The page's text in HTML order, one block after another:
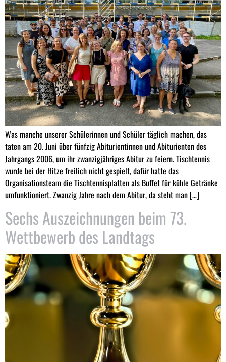
Was manche unserer Schülerinnen und Schüler täglich machen, das
taten am 20. Juni über fünfzig Abiturientinnen und Abiturienten des
Jahrgangs 2006, um ihr zwanzigjähriges Abitur zu feiern. Tischtennis
wurde bei der Hitze freilich nicht gespielt, dafür hatte das
Organisationsteam die Tischtennisplatten als Buffet für kühle Getränke
umfunktioniert. Zwanzig Jahre nach dem Abitur, da steht man […]
Sechs Auszeichnungen beim 73.
Wettbewerb des Landtags